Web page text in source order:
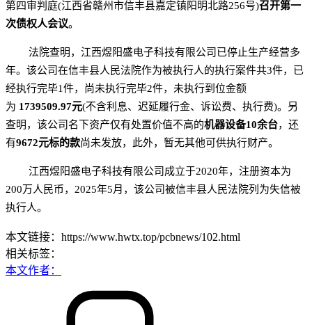
第四审判庭(江西省赣州市信丰县嘉定镇阳明北路256号)召开第一
次债权人会议。
法院查明，江西煜阳盛电子科技有限公司已停止生产经营多
年。该公司在信丰县人民法院作为被执行人的执行案件共3件，已
经执行完毕1件，尚未执行完毕2件，未执行到位金额
为 1739509.97元(不含利息、迟延履行金、诉讼费、执行费)。另
查明，该公司名下资产仅有处置价值不高的机器设备10余台，还
有9672元标的款尚未发放，此外，暂无其他可供执行财产。
江西煜阳盛电子科技有限公司成立于2020年，注册资本为
200万人民币，2025年5月，该公司被信丰县人民法院列为失信被
执行人。
本文链接：https://www.hwtx.top/pcbnews/102.html
相关标签：
本文作者：